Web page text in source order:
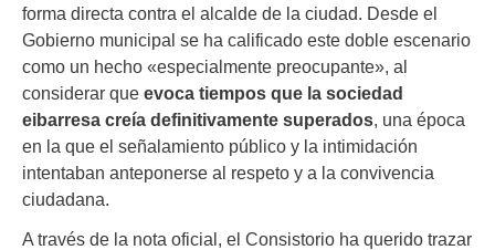
forma directa contra el alcalde de la ciudad. Desde el
Gobierno municipal se ha calificado este doble escenario
como un hecho «especialmente preocupante», al
considerar que evoca tiempos que la sociedad
eibarresa creía definitivamente superados, una época
en la que el señalamiento público y la intimidación
intentaban anteponerse al respeto y a la convivencia
ciudadana.
A través de la nota oficial, el Consistorio ha querido trazar